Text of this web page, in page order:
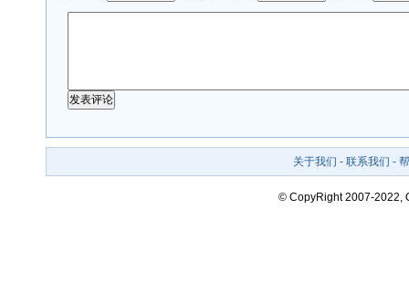
关于我们 - 联系我们 -
© CopyRight 2007-2022,